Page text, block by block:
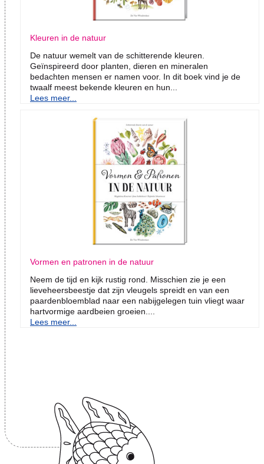
Kleuren in de natuur
De natuur wemelt van de schitterende kleuren.
Geïnspireerd door planten, dieren en mineralen
bedachten mensen er namen voor. In dit boek vind je de
twaalf meest bekende kleuren en hun...
Lees meer...
Vormen en patronen in de natuur
Neem de tijd en kijk rustig rond. Misschien zie je een
lieveheersbeestje dat zijn vleugels spreidt en van een
paardenbloemblad naar een nabijgelegen tuin vliegt waar
hartvormige aardbeien groeien....
Lees meer...